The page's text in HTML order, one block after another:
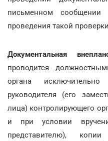
письменном
проведения такой
Документальная
проводится
органа
руководителя (его
лица) контролирующего
и при условии
представителю),